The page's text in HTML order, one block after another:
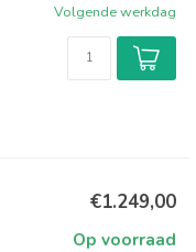
Volgende werkdag
€1.249,00
Op voorraad